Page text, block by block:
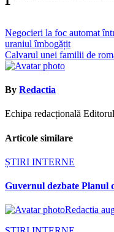
Navigare
în
articole
Negocieri la foc automat
uraniul îmbogățit
Calvarul unei familii de
By Redactia
Echipa redacțională
Articole similare
ȘTIRI INTERNE
Guvernul dezbate Planul
Redactia